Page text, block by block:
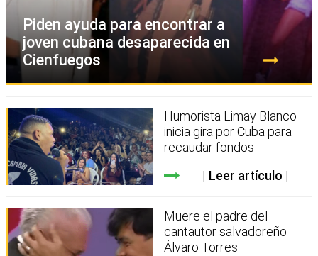
Piden ayuda para encontrar a
joven cubana desaparecida en
Cienfuegos
Humorista Limay Blanco
inicia gira por Cuba para
recaudar fondos
Leer artículo
Muere el padre del
cantautor salvadoreño
Álvaro Torres